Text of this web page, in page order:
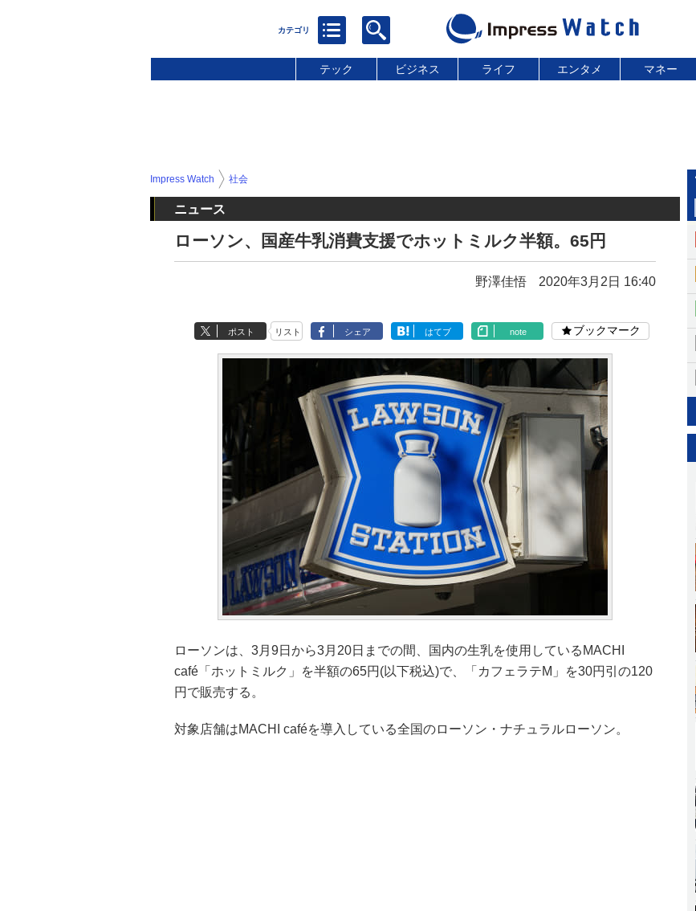
テック ビジネス ライフ エンタメ マネー
Impress Watch 社会
ニュース
ローソン、国産牛乳消費支援でホットミルク半額。65円
野澤佳悟 2020年3月2日 16:40
ポスト リスト シェア はてブ note ブックマーク
ローソンは、3月9日から3月20日までの間、国内の生乳を使用しているMACHI
café「ホットミルク」を半額の65円(以下税込)で、「カフェラテM」を30円引の120
円で販売する。
対象店舗はMACHI caféを導入している全国のローソン・ナチュラルローソン。